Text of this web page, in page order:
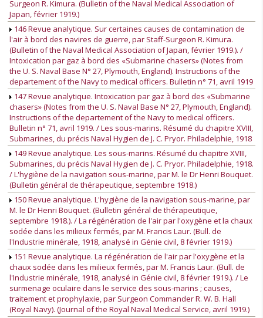
Surgeon R. Kimura. (Bulletin of the Naval Medical Association of
Japan, février 1919.)
146 Revue analytique. Sur certaines causes de contamination de
l'air à bord des navires de guerre, par Staff-Surgeon R. Kimura.
(Bulletin of the Naval Medical Association of Japan, février 1919.). /
Intoxication par gaz à bord des «Submarine chasers» (Notes from
the U. S. Naval Base N° 27, Plymouth, England). Instructions of the
departement of the Navy to medical officers. Bulletin n° 71, avril 1919
147 Revue analytique. Intoxication par gaz à bord des «Submarine
chasers» (Notes from the U. S. Naval Base N° 27, Plymouth, England).
Instructions of the departement of the Navy to medical officers.
Bulletin n° 71, avril 1919. / Les sous-marins. Résumé du chapitre XVIII,
Submarines, du précis Naval Hygien de J. C. Pryor. Philadelphie, 1918
149 Revue analytique. Les sous-marins. Résumé du chapitre XVIII,
Submarines, du précis Naval Hygien de J. C. Pryor. Philadelphie, 1918.
/ L'hygiène de la navigation sous-marine, par M. le Dr Henri Bouquet.
(Bulletin général de thérapeutique, septembre 1918.)
150 Revue analytique. L'hygiène de la navigation sous-marine, par
M. le Dr Henri Bouquet. (Bulletin général de thérapeutique,
septembre 1918.). / La régénération de l'air par l'oxygène et la chaux
sodée dans les milieux fermés, par M. Francis Laur. (Bull. de
l'Industrie minérale, 1918, analysé in Génie civil, 8 février 1919.)
151 Revue analytique. La régénération de l'air par l'oxygène et la
chaux sodée dans les milieux fermés, par M. Francis Laur. (Bull. de
l'Industrie minérale, 1918, analysé in Génie civil, 8 février 1919.). / Le
surmenage oculaire dans le service des sous-marins ; causes,
traitement et prophylaxie, par Surgeon Commander R. W. B. Hall
(Royal Navy). (Journal of the Royal Naval Medical Service, avril 1919.)